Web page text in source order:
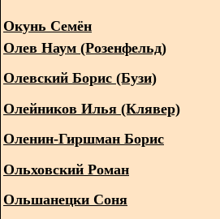
Окунь Семён
Олев Наум (Розенфельд)
Олевский Борис (Бузи)
Олейников Илья (Клявер)
Оленин-Гиршман Борис
Ольховский Роман
Ольшанецки Соня